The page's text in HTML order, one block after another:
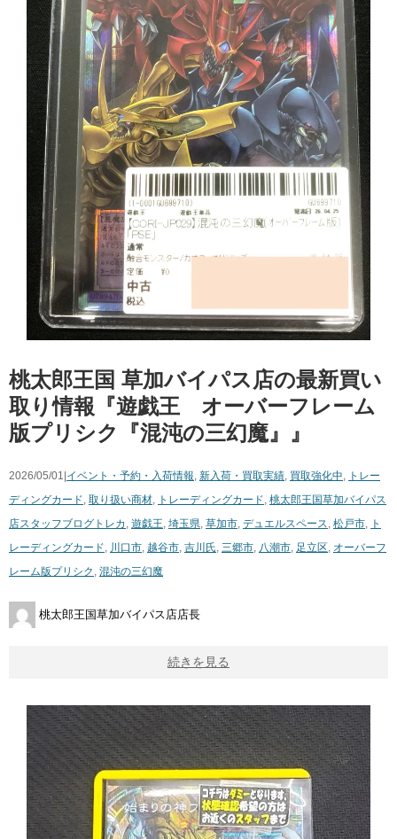
桃太郎王国 草加バイパス店の最新買い
取り情報『遊戯王 オーバーフレーム
版プリシク『混沌の三幻魔』』
2026/05/01| イベント・予約・入荷情報, 新入荷・買取実績, 買取強化中, トレー
ディングカード, 取り扱い商材, トレーディングカード, 桃太郎王国草加バイパス
店スタッフブログ トレカ , 遊戯王, 埼玉県, 草加市, デュエルスペース, 松戸市, ト
レーディングカード, 川口市, 越谷市, 吉川氏, 三郷市, 八潮市, 足立区, オーバーフ
レーム版プリシク , 混沌の三幻魔
桃太郎王国草加バイパス店店長
続きを見る